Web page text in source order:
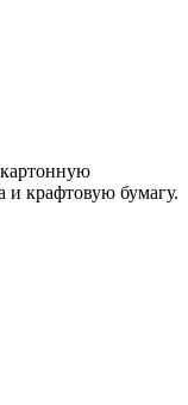
и крафтовую бумагу.